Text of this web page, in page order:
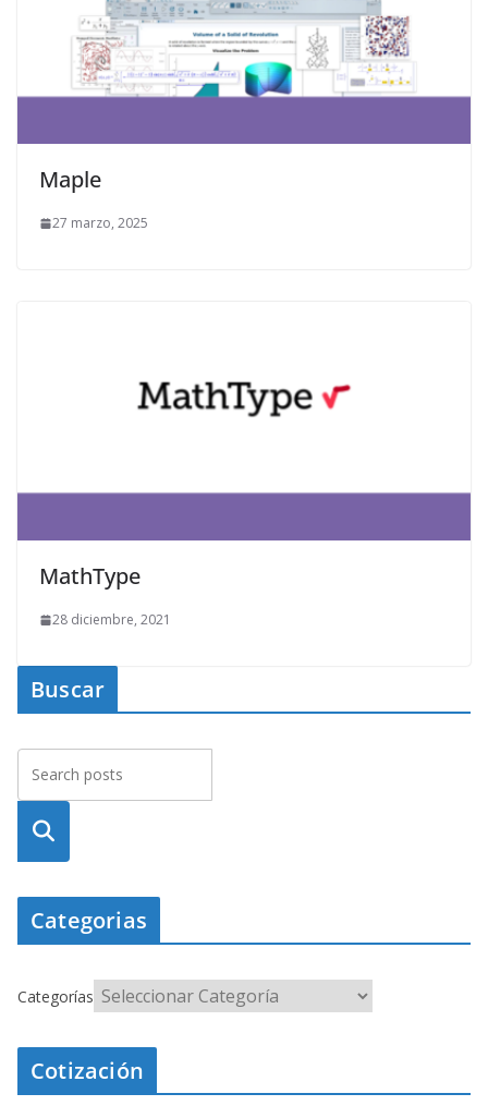
Maple
27 marzo, 2025
MathType
28 diciembre, 2021
Buscar
Busca
Categorias
Categorías
Cotización